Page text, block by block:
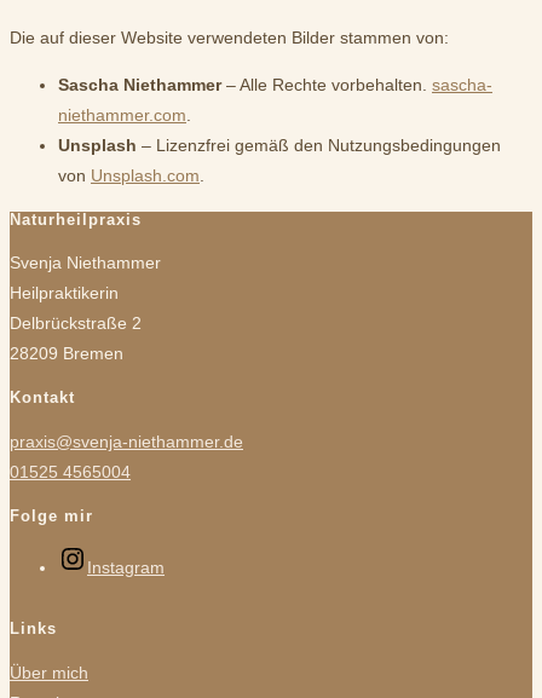
Die auf dieser Website verwendeten Bilder stammen von:
Sascha Niethammer– Alle Rechte vorbehalten. sascha-
niethammer.com
Unsplash – Lizenzfrei gemäß den Nutzungsbedingungen
von Unsplash.com
Naturheilpraxis
Svenja Niethammer
Heilpraktikerin
Delbrückstraße 2
28209 Bremen
Kontakt
praxis@svenja-niethammer.de
01525 4565004
Folge mir
Instagram
Links
Über mich